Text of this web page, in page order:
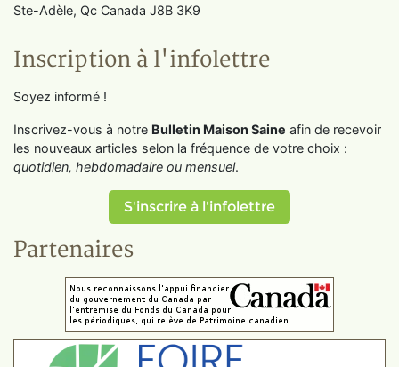
Ste-Adèle, Qc Canada J8B 3K9
Inscription à l'infolettre
Soyez informé !
Inscrivez-vous à notre Bulletin Maison Saine afin de recevoir
les nouveaux articles selon la fréquence de votre choix :
quotidien, hebdomadaire ou mensuel.
S'inscrire à l'infolettre
Partenaires